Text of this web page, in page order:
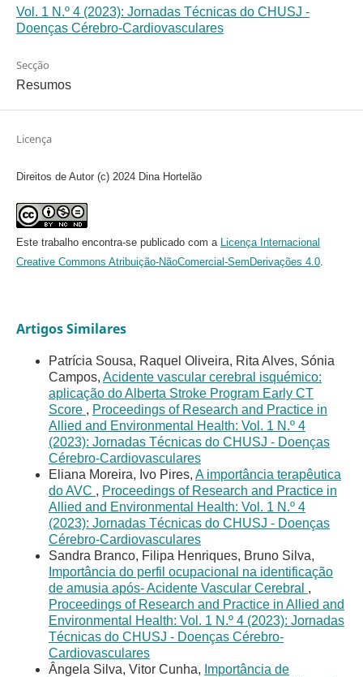
Vol. 1 N.º 4 (2023): Jornadas Técnicas do CHUSJ -
Doenças Cérebro-Cardiovasculares
Secção
Resumos
Licença
Direitos de Autor (c) 2024 Dina Hortelão
Este trabalho encontra-se publicado com a
Licença Internacional
Creative Commons Atribuição-NãoComercial-SemDerivações 4.0.
Artigos Similares
Patrícia Sousa, Raquel Oliveira, Rita Alves, Sónia
Campos, Acidente vascular cerebral isquémico:
aplicação do Alberta Stroke Program Early CT
Score , Proceedings of Research and Practice in
Allied and Environmental Health: Vol. 1 N.º 4
(2023): Jornadas Técnicas do CHUSJ - Doenças
Cérebro-Cardiovasculares
Eliana Moreira, Ivo Pires, A importância terapêutica
do AVC , Proceedings of Research and Practice in
Allied and Environmental Health: Vol. 1 N.º 4
(2023): Jornadas Técnicas do CHUSJ - Doenças
Cérebro-Cardiovasculares
Sandra Branco, Filipa Henriques, Bruno Silva,
Importância do perfil ocupacional na identificação
de amusia após- Acidente Vascular Cerebral ,
Proceedings of Research and Practice in Allied and
Environmental Health: Vol. 1 N.º 4 (2023): Jornadas
Técnicas do CHUSJ - Doenças Cérebro-
Cardiovasculares
Ângela Silva, Vitor Cunha, Importância de